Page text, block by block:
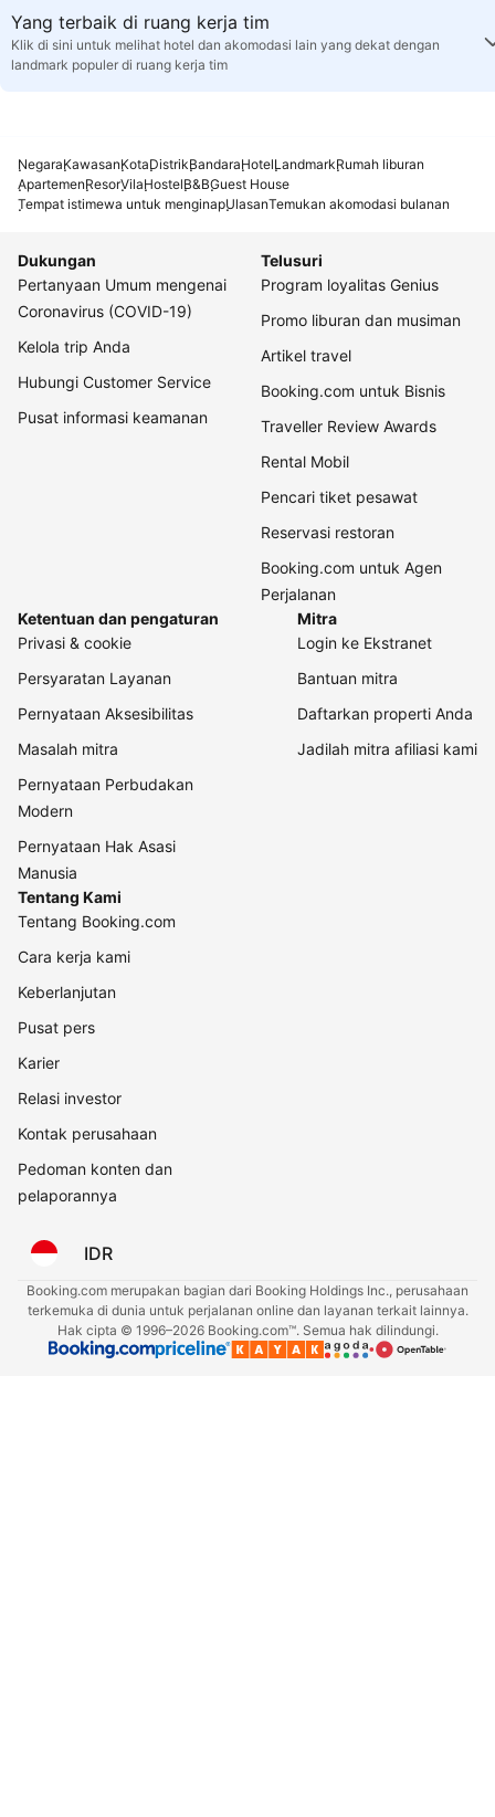
Yang terbaik di ruang kerja tim
Klik di sini untuk melihat hotel dan akomodasi lain yang dekat dengan
landmark populer di ruang kerja tim
NegaraKawasanKotaDistrikBandaraHotelLandmarkRumah liburan
ApartemenResorVilaHostelB&BGuest House
Tempat istimewa untuk menginapUlasanTemukan akomodasi bulanan
Dukungan
Pertanyaan Umum mengenai
Coronavirus (COVID-19)
Kelola trip Anda
Hubungi Customer Service
Pusat informasi keamanan
Telusuri
Program loyalitas Genius
Promo liburan dan musiman
Artikel travel
Booking.com untuk Bisnis
Traveller Review Awards
Rental Mobil
Pencari tiket pesawat
Reservasi restoran
Booking.com untuk Agen
Perjalanan
Ketentuan dan pengaturan
Privasi & cookie
Persyaratan Layanan
Pernyataan Aksesibilitas
Masalah mitra
Pernyataan Perbudakan
Modern
Pernyataan Hak Asasi
Manusia
Mitra
Login ke Ekstranet
Bantuan mitra
Daftarkan properti Anda
Jadilah mitra afiliasi kami
Tentang Kami
Tentang Booking.com
Cara kerja kami
Keberlanjutan
Pusat pers
Karier
Relasi investor
Kontak perusahaan
Pedoman konten dan
pelaporannya
IDR
Booking.com merupakan bagian dari Booking Holdings Inc., perusahaan
terkemuka di dunia untuk perjalanan online dan layanan terkait lainnya.
Hak cipta © 1996–2026 Booking.com™. Semua hak dilindungi.